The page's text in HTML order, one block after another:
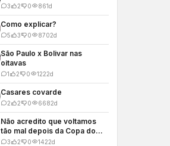
3 2 0 861d
Como explicar?
5 3 0 8702d
São Paulo x Bolivar nas
oitavas
1 2 0 1222d
Casares covarde
2 2 0 6682d
Não acredito que voltamos
tão mal depois da Copa do
Mundo
3 2 0 1422d